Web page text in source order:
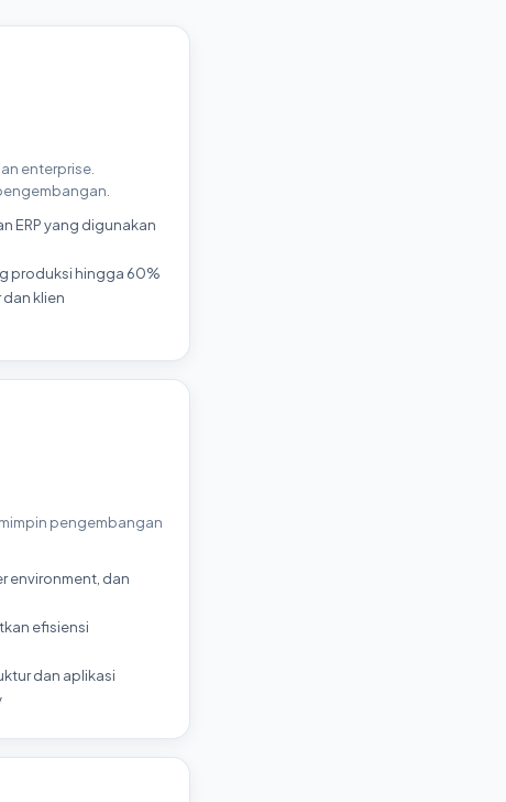
enterprise.
ERP yang digunakan
produksi hingga 60%
klien
pengembangan
environment, dan
efisiensi
dan aplikasi